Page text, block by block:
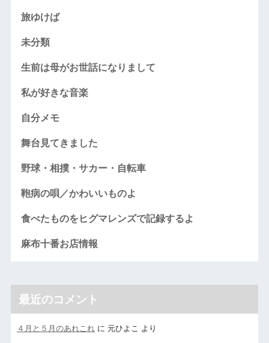
旅ゆけば
未分類
生前は母がお世話になりまして
私が好きな音楽
自分メモ
舞台見てきました
野球・相撲・サカー・自転車
鞄病の唄／かわいいものよ
食べたものをヒグマレンズで記録するよ
麻布十番お店情報
最近のコメント
４月と５月のあれこれに 元ひよこ より